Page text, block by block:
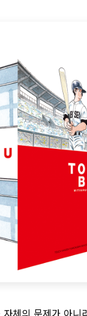
체의 문제가 아니